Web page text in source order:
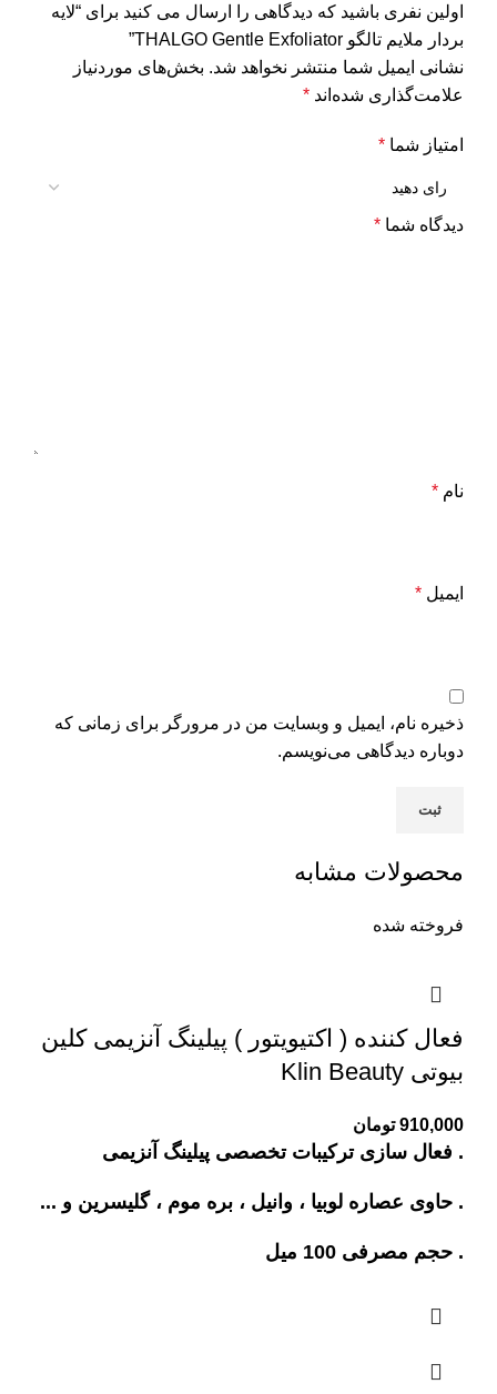
اولین نفری باشید که دیدگاهی را ارسال می کنید برای “لایه
بردار ملایم تالگو THALGO Gentle Exfoliator”
نشانی ایمیل شما منتشر نخواهد شد. بخش‌های موردنیاز
علامت‌گذاری شده‌اند *
امتیاز شما *
دیدگاه شما *
نام *
ایمیل *
ذخیره نام، ایمیل و وبسایت من در مرورگر برای زمانی که
دوباره دیدگاهی می‌نویسم.
محصولات مشابه
فروخته شده
فعال کننده ( اکتیویتور ) پیلینگ آنزیمی کلین
بیوتی Klin Beauty
910,000 تومان
. فعال سازی ترکیبات تخصصی پیلینگ آنزیمی
. حاوی عصاره لوبیا ، وانیل ، بره موم ، گلیسرین و ...
. حجم مصرفی 100 میل